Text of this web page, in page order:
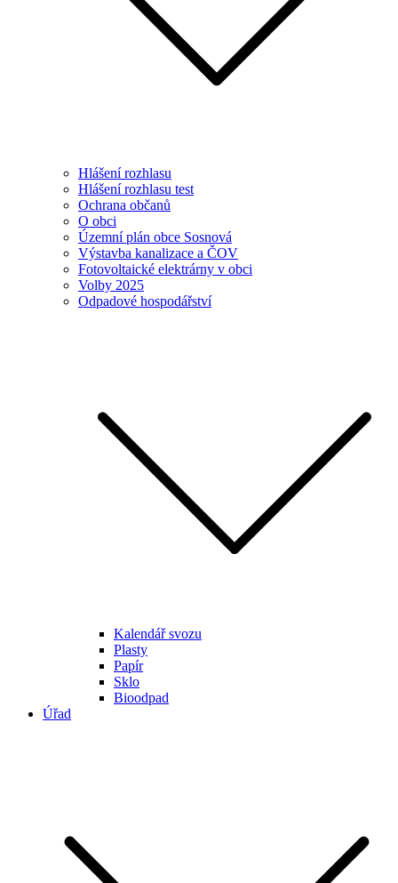
Hlášení rozhlasu
Hlášení rozhlasu test
Ochrana občanů
O obci
Územní plán obce Sosnová
Výstavba kanalizace a ČOV
Fotovoltaické elektrárny v obci
Volby 2025
Odpadové hospodářství
Kalendář svozu
Plasty
Papír
Sklo
Bioodpad
Úřad